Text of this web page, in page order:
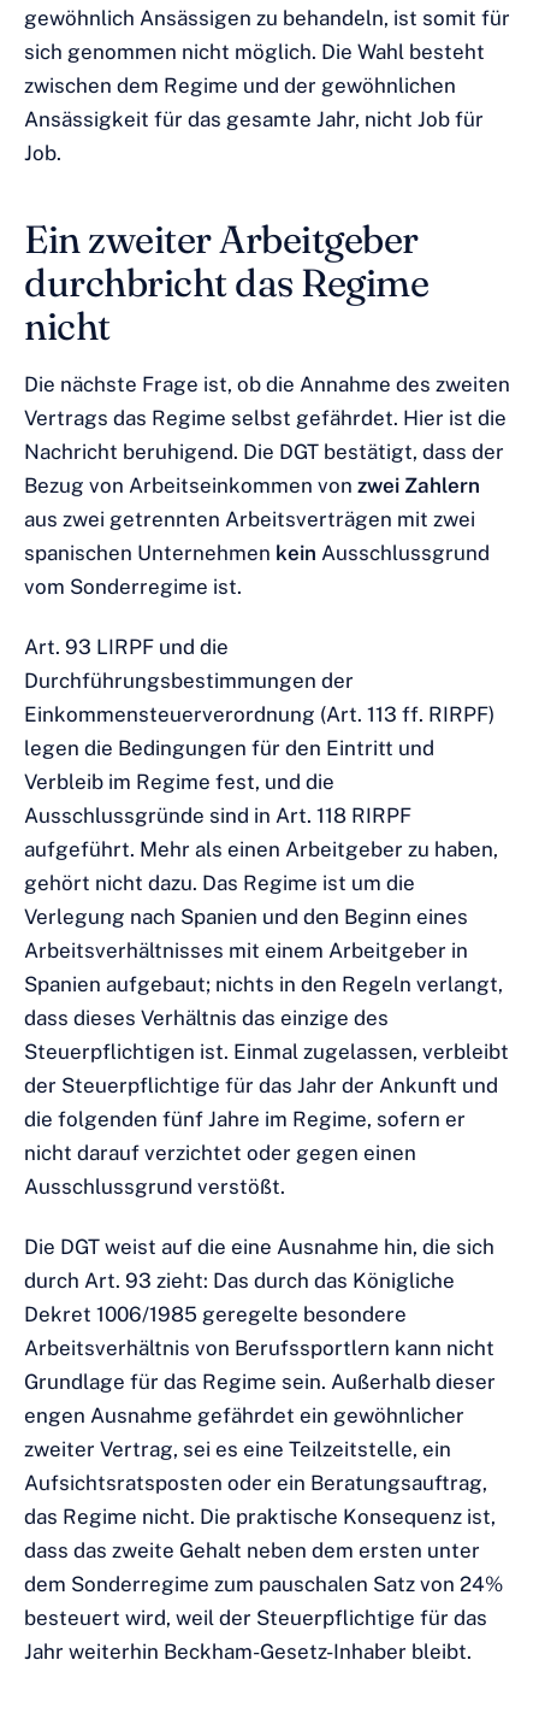
gewöhnlich Ansässigen zu behandeln, ist somit für
sich genommen nicht möglich. Die Wahl besteht
zwischen dem Regime und der gewöhnlichen
Ansässigkeit für das gesamte Jahr, nicht Job für
Job.
Ein zweiter Arbeitgeber
durchbricht das Regime
nicht
Die nächste Frage ist, ob die Annahme des zweiten
Vertrags das Regime selbst gefährdet. Hier ist die
Nachricht beruhigend. Die DGT bestätigt, dass der
Bezug von Arbeitseinkommen von zwei Zahlern
aus zwei getrennten Arbeitsverträgen mit zwei
spanischen Unternehmen kein Ausschlussgrund
vom Sonderregime ist.
Art. 93 LIRPF und die
Durchführungsbestimmungen der
Einkommensteuerverordnung (Art. 113 ff. RIRPF)
legen die Bedingungen für den Eintritt und
Verbleib im Regime fest, und die
Ausschlussgründe sind in Art. 118 RIRPF
aufgeführt. Mehr als einen Arbeitgeber zu haben,
gehört nicht dazu. Das Regime ist um die
Verlegung nach Spanien und den Beginn eines
Arbeitsverhältnisses mit einem Arbeitgeber in
Spanien aufgebaut; nichts in den Regeln verlangt,
dass dieses Verhältnis das einzige des
Steuerpflichtigen ist. Einmal zugelassen, verbleibt
der Steuerpflichtige für das Jahr der Ankunft und
die folgenden fünf Jahre im Regime, sofern er
nicht darauf verzichtet oder gegen einen
Ausschlussgrund verstößt.
Die DGT weist auf die eine Ausnahme hin, die sich
durch Art. 93 zieht: Das durch das Königliche
Dekret 1006/1985 geregelte besondere
Arbeitsverhältnis von Berufssportlern kann nicht
Grundlage für das Regime sein. Außerhalb dieser
engen Ausnahme gefährdet ein gewöhnlicher
zweiter Vertrag, sei es eine Teilzeitstelle, ein
Aufsichtsratsposten oder ein Beratungsauftrag,
das Regime nicht. Die praktische Konsequenz ist,
dass das zweite Gehalt neben dem ersten unter
dem Sonderregime zum pauschalen Satz von 24%
besteuert wird, weil der Steuerpflichtige für das
Jahr weiterhin Beckham-Gesetz-Inhaber bleibt.